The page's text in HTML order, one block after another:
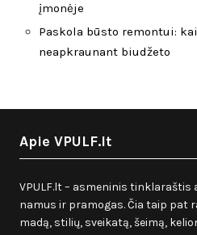
įmonėje
Paskola būsto remontui:
neapkraunant biudžeto
Apie VPULF.lt
VPULF.lt – asmeninis tinklaraštis
namus ir pramogas. Čia taip pat
madą, stilių, sveikatą, šeimą,